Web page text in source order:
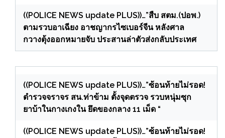
((POLICE NEWS update PLUS))…”สืบ สตม.(ปอพ.)
ตามรวบอาเฉียง อาชญากรไซเบอร์จีน หลังศาล
กวางตุ้งออกหมายจับ ประสานล่าตัวส่งกลับประเทศ
((POLICE NEWS update PLUS))…”ซ้อนท้ายไม่รอด!
ตำรวจจราจร สน.ท่าข้าม ตั้งจุดตรวจ รวบหนุ่มซุก
ยาบ้าในกางเกงใน ยึดของกลาง 11 เม็ด “
((POLICE NEWS update PLUS))…”ซ้อนท้ายไม่รอด!